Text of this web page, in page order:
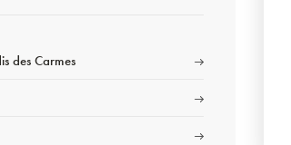
des Carmes